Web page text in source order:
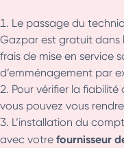
Le passage du
Gazpar est gratuit dans
frais de mise en service
d’emménagement par
Pour vérifier la
vous pouvez vous
L’installation du
avec votre fournisseur